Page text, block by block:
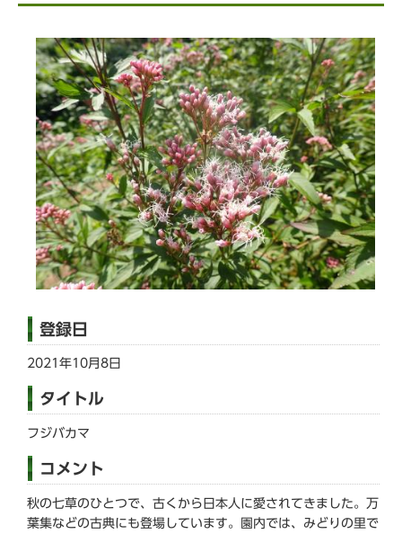
登録日
2021年10月8日
タイトル
フジバカマ
コメント
秋の七草のひとつで、古くから日本人に愛されてきました。万
葉集などの古典にも登場しています。園内では、みどりの里で